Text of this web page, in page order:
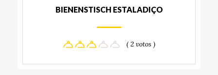
BIENENSTISCH ESTALADIÇO
( 2 votos )